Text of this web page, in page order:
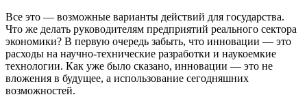
Все это — возможные варианты действий для государства.
Что же делать руководителям предприятий реального сектора
экономики? В первую очередь забыть, что инновации — это
расходы на научно-технические разработки и наукоемкие
технологии. Как уже было сказано, инновации — это не
вложения в будущее, а использование сегодняшних
возможностей.